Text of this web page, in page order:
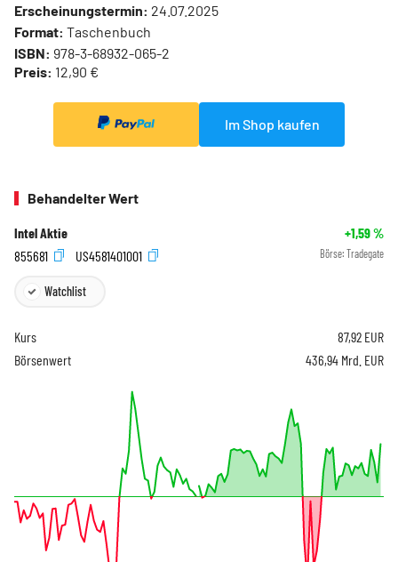
Erscheinungstermin: 24.07.2025
Format: Taschenbuch
ISBN: 978-3-68932-065-2
Preis: 12,90 €
Im Shop kaufen
Behandelter Wert
Intel Aktie +1,59%
855681
US4581401001 Börse: Tradegate
Watchlist
Kurs 87,92 EUR
Börsenwert
436,94 Mrd. EUR